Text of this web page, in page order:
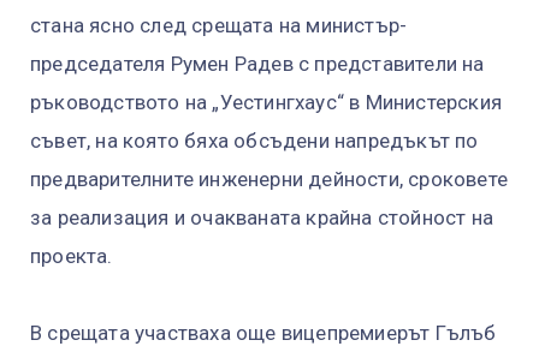
стана ясно след срещата на министър-
председателя Румен Радев с представители на
ръководството на „Уестингхаус“ в Министерския
съвет, на която бяха обсъдени напредъкът по
предварителните инженерни дейности, сроковете
за реализация и очакваната крайна стойност на
проекта.
В срещата участваха още вицепремиерът Гълъб